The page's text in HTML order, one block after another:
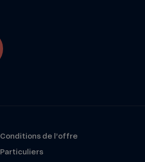
Conditions de l’offre
Particuliers